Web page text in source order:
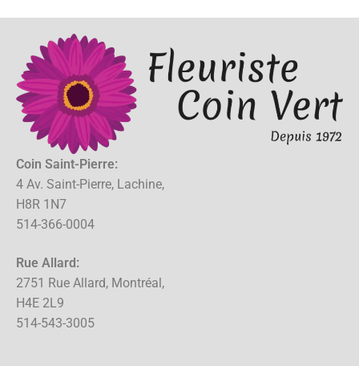
Coin Saint-Pierre:
4 Av. Saint-Pierre, Lachine,
H8R 1N7
514-366-0004
Rue Allard:
2751 Rue Allard, Montréal,
H4E 2L9
514-543-3005